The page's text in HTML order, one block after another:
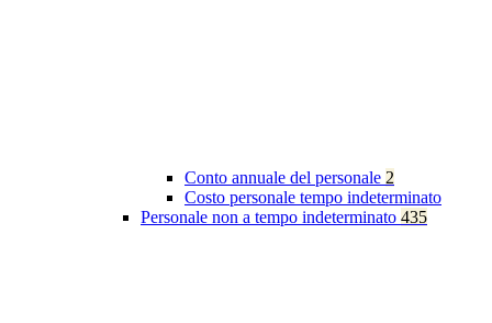
Conto annuale del personale 2
Costo personale tempo indeterminato
Personale non a tempo indeterminato 435